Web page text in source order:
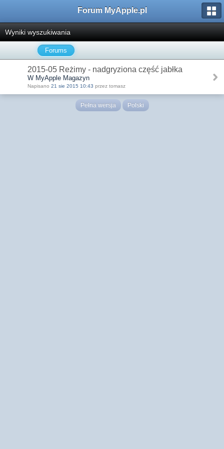
Forum MyApple.pl
Wyniki wyszukiwania
Forums
2015-05 Reżimy - nadgryziona część jabłka
W MyApple Magazyn
Napisano 21 sie 2015 10:43 przez tomasz
Pełna wersja Polski